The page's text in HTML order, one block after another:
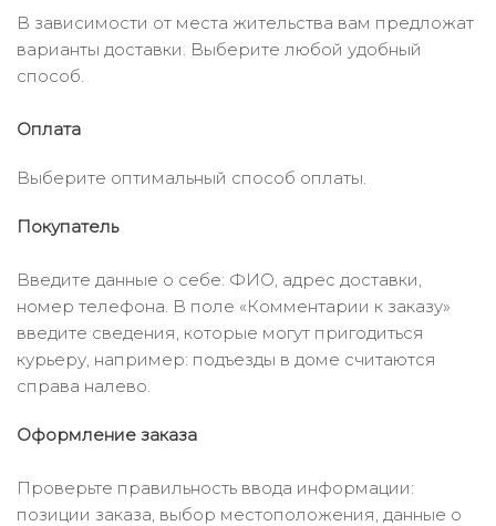
В зависимости от места жительства вам предложат
варианты доставки. Выберите любой удобный
способ.
Оплата
Выберите оптимальный способ оплаты.
Покупатель
Введите данные о себе: ФИО, адрес доставки,
номер телефона. В поле «Комментарии к заказу»
введите сведения, которые могут пригодиться
курьеру, например: подъезды в доме считаются
справа налево.
Оформление заказа
Проверьте правильность ввода информации:
позиции заказа, выбор местоположения, данные о